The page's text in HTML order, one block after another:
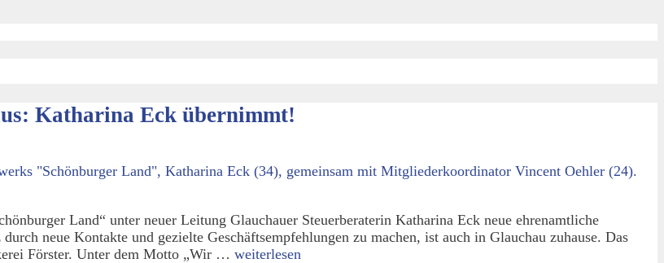
Katharina Eck übernimmt!
Land“ unter neuer Leitung Glauchauer Steuerberaterin Katharina Eck neue ehrenamtliche
neue Kontakte und gezielte Geschäftsempfehlungen zu machen, ist auch in Glauchau zuhause. Das
Förster. Unter dem Motto „Wir … weiterlesen